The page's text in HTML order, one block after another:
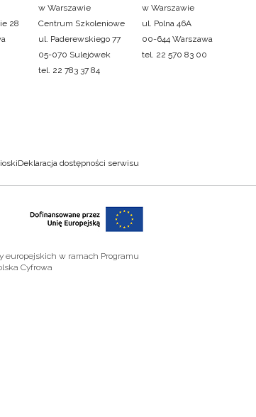
28
w Warszawie
Centrum Szkoleniowe
ul. Paderewskiego 77
05-070 Sulejówek
tel. 22 783 37 84
w Warszawie
ul. Polna 46A
00-644 Warszawa
tel. 22 570 83 00
Deklaracja dostępności serwisu
europejskich w ramach Programu
Cyfrowa